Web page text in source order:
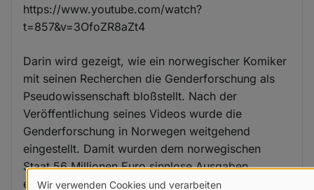
https://www.youtube.com/watch?
t=857&v=3OfoZR8aZt4
Darin wird gezeigt, wie ein norwegischer Komiker
mit seinen Recherchen die Genderforschung als
Pseudowissenschaft bloßstellt. Nach der
Veröffentlichung seines Videos wurde die
Genderforschung in Norwegen weitgehend
eingestellt. Damit wurden dem norwegischen
Staat 56 Millionen Euro sinnlose Ausgaben
erspart. Soviel Einsicht würde man sich auch in
Wir verwenden Cookies und verarbeiten